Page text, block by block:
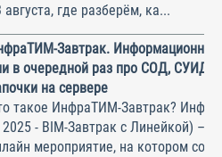
августа, где разберём, ка...
Завтрак.
в очередной раз про СОД, СУИД и
на сервере
такое ИнфраТИМ-Завтрак?
2025 - BIM-Завтрак с Линейкой) –
мероприятие, на котором